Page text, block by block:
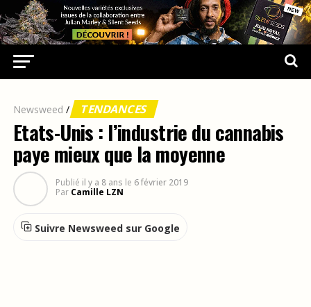
Newsweed / TENDANCES
Etats-Unis : l’industrie du cannabis
paye mieux que la moyenne
Publié il y a 8 ans le 6 février 2019
Par Camille LZN
Suivre Newsweed sur Google